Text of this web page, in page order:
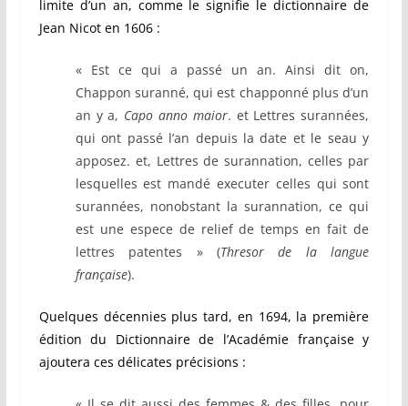
limite d’un an, comme le signifie le dictionnaire de
Jean Nicot en 1606 :
« Est ce qui a passé un an. Ainsi dit on,
Chappon suranné, qui est chapponné plus d’un
an y a, Capo anno maior. et Lettres surannées,
qui ont passé l’an depuis la date et le seau y
apposez. et, Lettres de surannation, celles par
lesquelles est mandé executer celles qui sont
surannées, nonobstant la surannation, ce qui
est une espece de relief de temps en fait de
lettres patentes » (Thresor de la langue
française).
Quelques décennies plus tard, en 1694, la première
édition du Dictionnaire de l’Académie française y
ajoutera ces délicates précisions :